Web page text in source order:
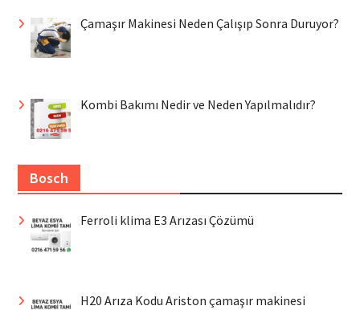
Çamaşır Makinesi Neden Çalışıp Sonra Duruyor?
Kombi Bakımı Nedir ve Neden Yapılmalıdır?
Bosch
Ferroli klima E3 Arızası Çözümü
H20 Arıza Kodu Ariston çamaşır makinesi